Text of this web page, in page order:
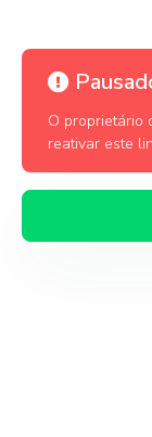
O proprietário
reativar este